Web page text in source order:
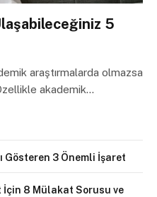
5
araştırmalarda olmazsa
akademik…
Gösteren 3 Önemli İşaret
İçin 8 Mülakat Sorusu ve